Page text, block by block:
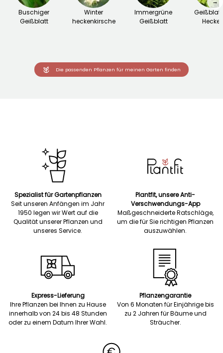
Buschiger
Geißblatt
Winter
heckenkirsche
Immergrüne
Geißblatt
Die passenden Pflanzen für meinen Garten finden
Spezialist für Gartenpflanzen
Seit unseren Anfängen im Jahr
1950 legen wir Wert auf die
Qualität unserer Pflanzen und
unseres Service.
Plantfit, unsere Anti-
Verschwendungs-App
Maßgeschneiderte Ratschläge,
um die für Sie richtigen Pflanzen
auszuwählen.
Express-Lieferung
Ihre Pflanzen bei Ihnen zu Hause
innerhalb von 24 bis 48 Stunden
oder zu einem Datum Ihrer Wahl.
Pflanzengarantie
Von 6 Monaten für Einjährige bis
zu 2 Jahren für Bäume und
Sträucher.